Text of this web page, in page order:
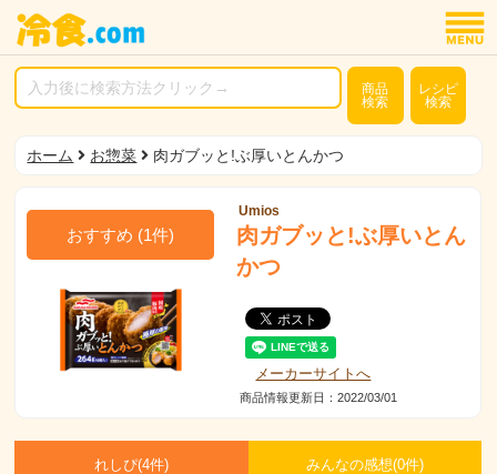
商品
検索
レシピ
検索
ホーム お惣菜 肉ガブッと!ぶ厚いとんかつ
おすすめ (1件)
Umios
肉ガブッと!ぶ厚いとん
かつ
メーカーサイトへ
商品情報更新日：2022/03/01
れしぴ(4件) みんなの感想(0件)